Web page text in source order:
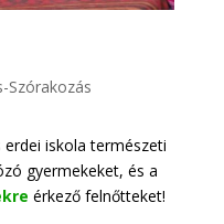
Szórakozás
iskola természeti
gyermekeket, és a
érkező felnőtteket!